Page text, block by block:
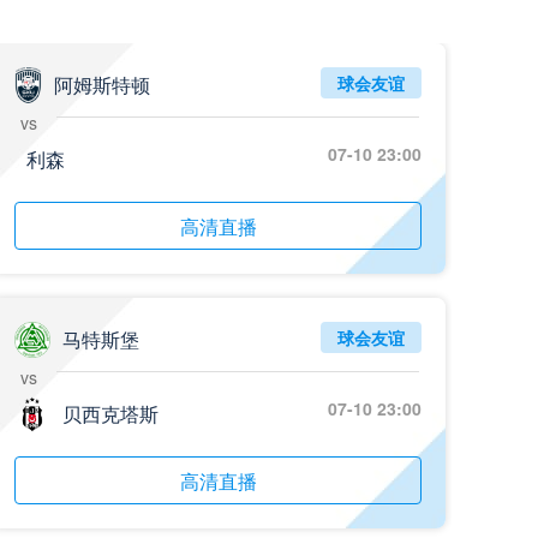
阿姆斯特顿
vs
利森
球会友谊
07-10 23:00
高清直播
马特斯堡
vs
贝西克塔斯
球会友谊
07-10 23:00
高清直播